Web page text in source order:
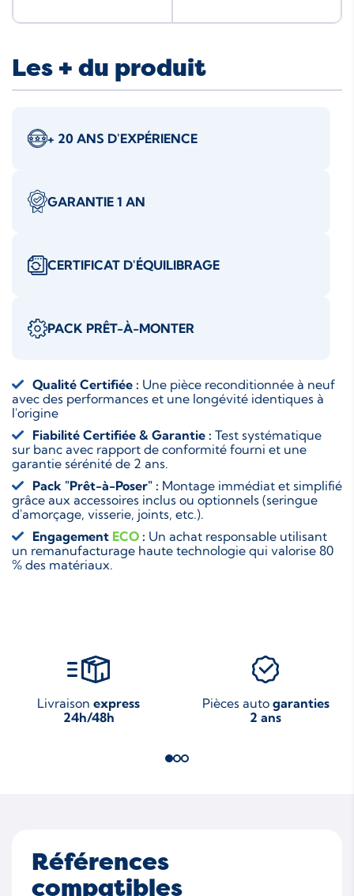
Les + du produit
+ 20 ANS D'EXPÉRIENCE
GARANTIE 1 AN
CERTIFICAT D'ÉQUILIBRAGE
PACK PRÊT-À-MONTER
Qualité Certifiée : Une pièce reconditionnée à neuf
avec des performances et une longévité identiques à
l'origine
Fiabilité Certifiée & Garantie : Test systématique
sur banc avec rapport de conformité fourni et une
garantie sérénité de 2 ans.
Pack "Prêt-à-Poser" : Montage immédiat et simplifié
grâce aux accessoires inclus ou optionnels (seringue
d'amorçage, visserie, joints, etc.).
Engagement ECO : Un achat responsable utilisant
un remanufacturage haute technologie qui valorise 80
% des matériaux.
Livraison express
24h/48h
Pièces auto garanties
2 ans
Références
compatibles